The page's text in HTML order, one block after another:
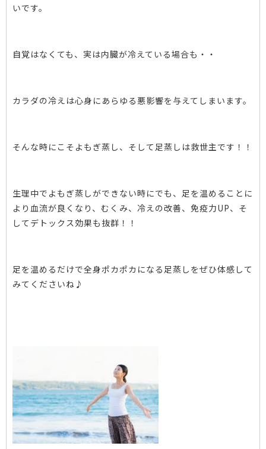
いです。
自覚はなくても、実は内臓が冷えている場合も・・
カラダの冷えは心身にあらゆる悪影響を与えてしまいます。
そんな時にこそよもぎ蒸し、そして足蒸しは救世主です！！
生理中でよもぎ蒸しができない時にでも、足を温めることに
より血流が良くなり、むくみ、冷えの改善、免疫力UP、そ
してデトックス効果も抜群！！
足を温めるだけで全身ポカポカになる足蒸しをぜひ体感して
みてくださいね♪